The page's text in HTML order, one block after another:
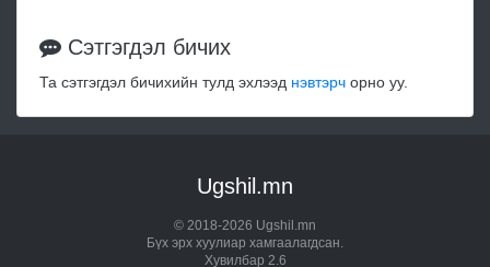
Сэтгэгдэл бичих
Та сэтгэгдэл бичихийн тулд эхлээд нэвтэрч орно уу.
Ugshil.mn
© 2018-2026 Ugshil.mn
Бүх эрх хуулиар хамгаалагдсан.
Хувилбар 2.6